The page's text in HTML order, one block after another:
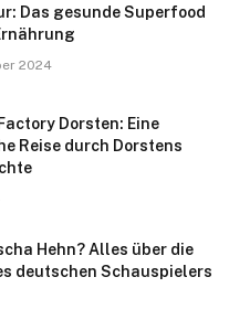
Das gesunde Superfood
2024
Dorsten: Eine
Reise durch Dorstens
Hehn? Alles über die
deutschen Schauspielers